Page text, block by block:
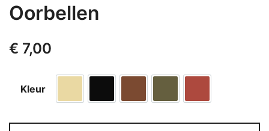
Oorbellen
€ 7,00
Kleur